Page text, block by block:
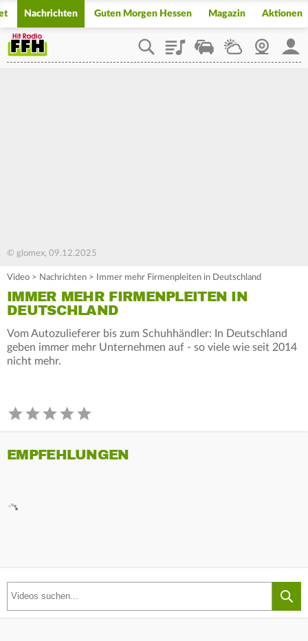
Nachrichten Guten Morgen Hessen Magazin Aktionen
PlaylistStaupilotWetterWebcam
© glomex, 09.12.2025
Video > Nachrichten > Immer mehr Firmenpleiten in Deutschland
IMMER MEHR FIRMENPLEITEN IN
DEUTSCHLAND
Vom Autozulieferer bis zum Schuhhändler: In Deutschland
geben immer mehr Unternehmen auf - so viele wie seit 2014
nicht mehr.
EMPFEHLUNGEN